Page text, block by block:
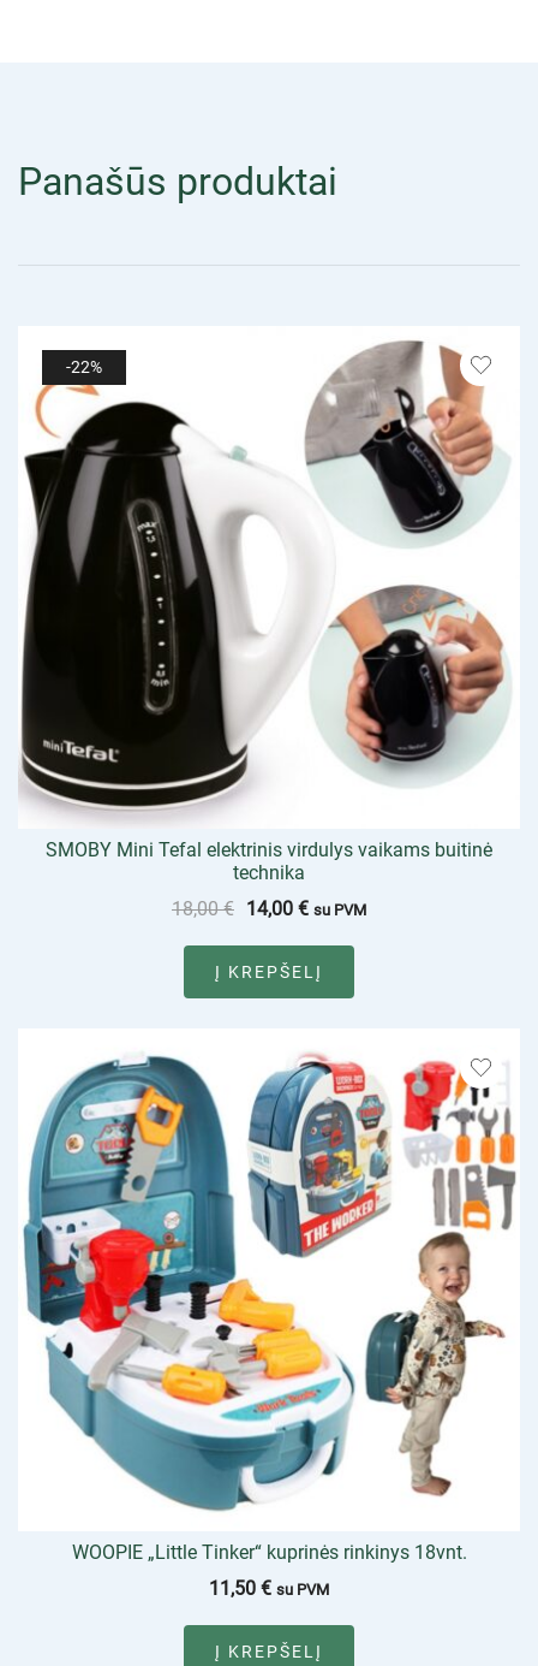
Panašūs produktai
-22%
SMOBY Mini Tefal elektrinis virdulys vaikams buitinė
technika
18,00€ 14,00 € su PVM
Į KREPŠELĮ
WOOPIE „Little Tinker“ kuprinės rinkinys 18vnt.
11,50 € su PVM
Į KREPŠELĮ